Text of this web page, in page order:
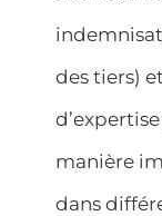
des tiers)
manière
dans